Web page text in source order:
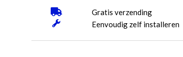
Gratis verzending
Eenvoudig zelf installeren